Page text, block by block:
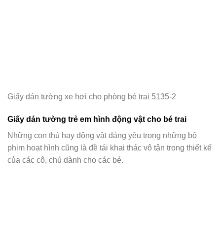
Giấy dán tường xe hơi cho phòng bé trai 5135-2
Giấy dán tường trẻ em hình động vật cho bé trai
Những con thú hay động vật đáng yêu trong những bộ
phim hoạt hình cũng là đề tái khai thác vô tận trong thiết kế
của các cô, chú dành cho các bé.